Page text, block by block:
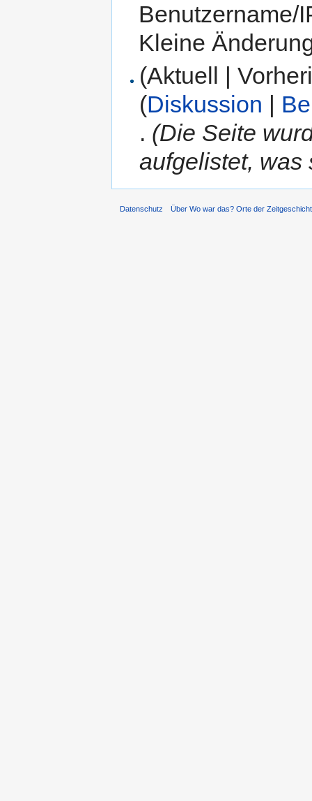
Benutzername/
Kleine
(Aktuell |
(Diskussion |
. (Die Seite
aufgelistet, was
Datenschutz Über Wo war das? Orte der